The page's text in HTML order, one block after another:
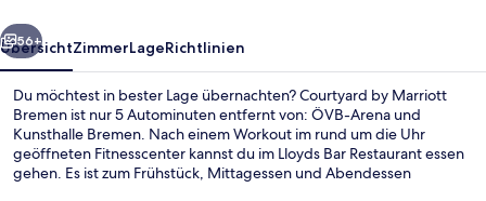
Weiter
56+
ÜbersichtZimmerLageRichtlinien
Du möchtest in bester Lage übernachten? Courtyard by Marriott
Bremen ist nur 5 Autominuten entfernt von: ÖVB-Arena und
Kunsthalle Bremen. Nach einem Workout im rund um die Uhr
geöffneten Fitnesscenter kannst du im Lloyds Bar Restaurant essen
gehen. Es ist zum Frühstück, Mittagessen und Abendessen